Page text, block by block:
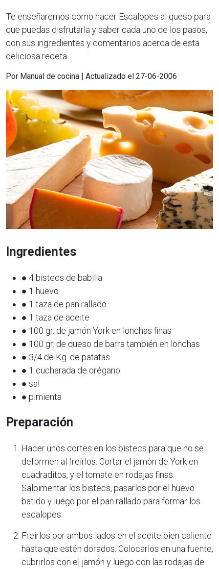
Te enseñaremos como hacer Escalopes al queso para
que puedas disfrutarla y saber cada uno de los pasos,
con sus ingredientes y comentarios acerca de esta
deliciosa receta.
Por Manual de cocina | Actualizado el 27-06-2006
Ingredientes
● 4 bistecs de babilla
● 1 huevo
● 1 taza de pan rallado
● 1 taza de aceite
● 100 gr. de jamón York en lonchas finas
● 100 gr. de queso de barra también en lonchas
● 3/4 de Kg. de patatas
● 1 cucharada de orégano
● sal
● pimienta
Preparación
Hacer unos cortes en los bistecs para que no se
deformen al freírlos. Cortar el jamón de York en
cuadraditos, y el tomate en rodajas finas.
Salpimentar los bistecs, pasarlos por el huevo
batido y luego por el pan rallado para formar los
escalopes.
Freírlos por ambos lados en el aceite bien caliente
hasta que estén dorados. Colocarlos en una fuente,
cubrirlos con el jamón y luego con las rodajas de